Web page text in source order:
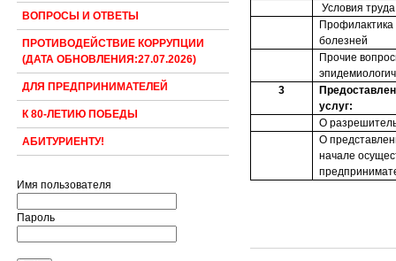
ВОПРОСЫ И ОТВЕТЫ
ПРОТИВОДЕЙСТВИЕ КОРРУПЦИИ
(ДАТА ОБНОВЛЕНИЯ:27.07.2026)
ДЛЯ ПРЕДПРИНИМАТЕЛЕЙ
К 80-ЛЕТИЮ ПОБЕДЫ
АБИТУРИЕНТУ!
Имя пользователя
Пароль
Условия труда
болезней
Прочие
3
услуг:
О
О
начале